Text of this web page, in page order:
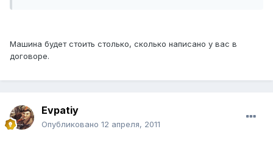
Машина будет стоить столько, сколько написано у вас в
договоре.
Evpatiy
Опубликовано 12 апреля, 2011